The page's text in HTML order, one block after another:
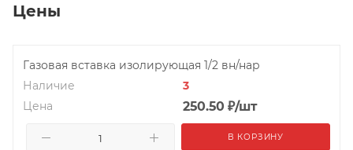
Цены
Газовая вставка изолирующая 1/2 вн/нар
Наличие
3
Цена
250.50 ₽/шт
В КОРЗИНУ